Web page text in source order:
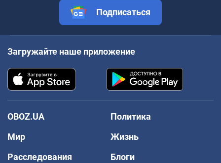
Подписаться
Загружайте наше приложение
OBOZ.UA
Политика
Мир
Жизнь
Расследования
Блоги